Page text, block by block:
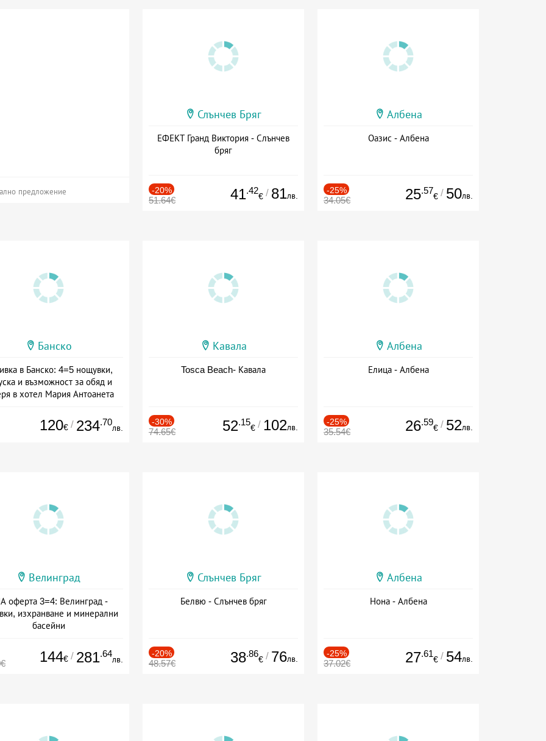
предложение
Слънчев Бряг
ЕФЕКТ Гранд Виктория - Слънчев
бряг
-20%
51.64€ 41.42
€ / 81лв.
Албена
Оазис - Албена
-25%
34.05€ 25.57
€ / 50лв.
Банско
в Банско: 4=5 нощувки,
и възможност за обяд и
в хотел Мария Антоанета
120€ / 234.70
лв.
Кавала
Tosca Beach- Кавала
-30%
74.65€ 52.15
€ / 102лв.
Албена
Елица - Албена
-25%
35.54€ 26.59
€ / 52лв.
Велинград
оферта 3=4: Велинград -
изхранване и минерални
басейни
144€ / 281.64
лв.
Слънчев Бряг
Белвю - Слънчев бряг
-20%
48.57€ 38.86
€ / 76лв.
Албена
Нона - Албена
-25%
37.02€ 27.61
€ / 54лв.